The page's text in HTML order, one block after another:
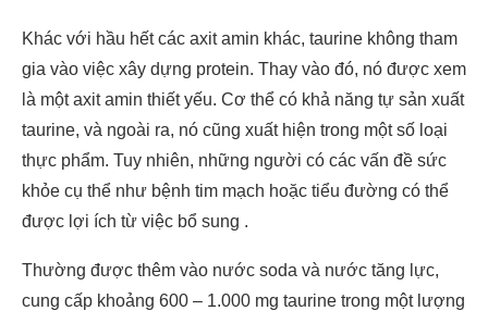
Khác với hầu hết các axit amin khác, taurine không tham
gia vào việc xây dựng protein. Thay vào đó, nó được xem
là một axit amin thiết yếu. Cơ thể có khả năng tự sản xuất
taurine, và ngoài ra, nó cũng xuất hiện trong một số loại
thực phẩm. Tuy nhiên, những người có các vấn đề sức
khỏe cụ thể như bệnh tim mạch hoặc tiểu đường có thể
được lợi ích từ việc bổ sung .
Thường được thêm vào nước soda và nước tăng lực,
cung cấp khoảng 600 – 1.000 mg taurine trong một lượng